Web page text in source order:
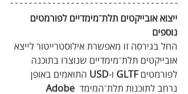
ייצוא אובייקטים תלת־מימדיים לפורמטים
נוספים
החל בגירסה זו מאפשרת אילוסטרייטור לייצא
אובייקטים תלת־מימדיים שנוצרו בתוכנה
לפורמטים GLTF ו-USD התואמים באופן
נרחב לתוכנות תלת־המימד Adobe